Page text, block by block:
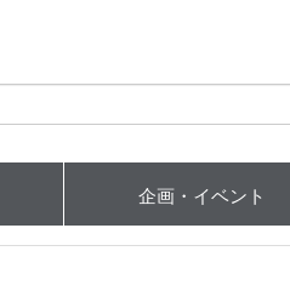
企画・イベント